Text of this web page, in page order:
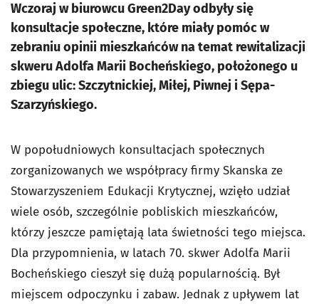
Wczoraj w biurowcu Green2Day odbyły się
konsultacje społeczne, które miały pomóc w
zebraniu opinii mieszkańców na temat rewitalizacji
skweru Adolfa Marii Bocheńskiego, położonego u
zbiegu ulic: Szczytnickiej, Miłej, Piwnej i Sępa-
Szarzyńskiego.
W popołudniowych konsultacjach społecznych
zorganizowanych we współpracy firmy Skanska ze
Stowarzyszeniem Edukacji Krytycznej, wzięło udział
wiele osób, szczególnie pobliskich mieszkańców,
którzy jeszcze pamiętają lata świetności tego miejsca.
Dla przypomnienia, w latach 70. skwer Adolfa Marii
Bocheńskiego cieszył się dużą popularnością. Był
miejscem odpoczynku i zabaw. Jednak z upływem lat